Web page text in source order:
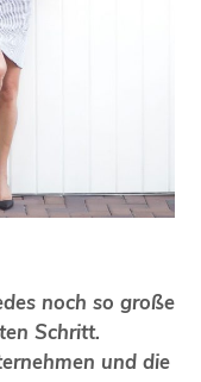
noch so große
Schritt.
und die